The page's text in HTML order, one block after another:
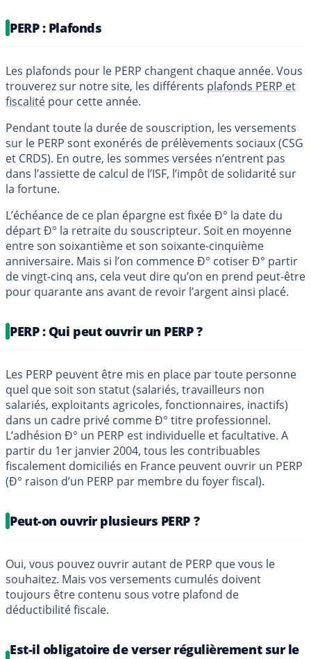
PERP : Plafonds
Les plafonds pour le PERP changent chaque année. Vous
trouverez sur notre site, les différents plafonds PERP et
fiscalité pour cette année.
Pendant toute la durée de souscription, les versements
sur le PERP sont exonérés de prélèvements sociaux (CSG
et CRDS). En outre, les sommes versées n’entrent pas
dans l’assiette de calcul de l’ISF, l’impôt de solidarité sur
la fortune.
L’échéance de ce plan épargne est fixée Ð° la date du
départ Ð° la retraite du souscripteur. Soit en moyenne
entre son soixantième et son soixante-cinquième
anniversaire. Mais si l’on commence Ð° cotiser Ð° partir
de vingt-cinq ans, cela veut dire qu’on en prend peut-être
pour quarante ans avant de revoir l’argent ainsi placé.
PERP : Qui peut ouvrir un PERP ?
Les PERP peuvent être mis en place par toute personne
quel que soit son statut (salariés, travailleurs non
salariés, exploitants agricoles, fonctionnaires, inactifs)
dans un cadre privé comme Ð° titre professionnel.
L’adhésion Ð° un PERP est individuelle et facultative. A
partir du 1er janvier 2004, tous les contribuables
fiscalement domiciliés en France peuvent ouvrir un PERP
(Ð° raison d’un PERP par membre du foyer fiscal).
Peut-on ouvrir plusieurs PERP ?
Oui, vous pouvez ouvrir autant de PERP que vous le
souhaitez. Mais vos versements cumulés doivent
toujours être contenu sous votre plafond de
déductibilité fiscale.
Est-il obligatoire de verser régulièrement sur le